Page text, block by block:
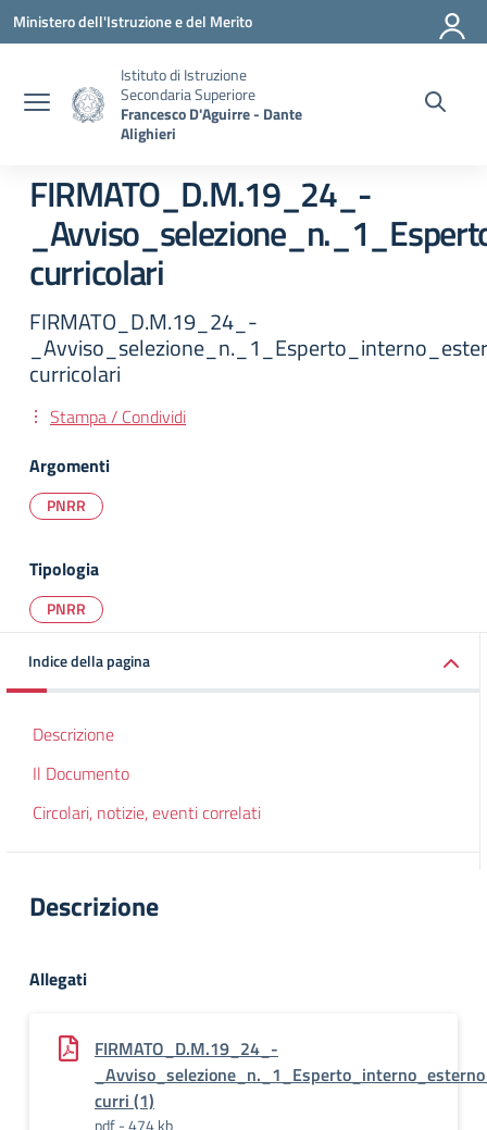
Vai ai contenuti
Vai al menu di navigazione
Vai al footer
Ministero dell'Istruzione e del Merito
Istituto di Istruzione
Secondaria Superiore
Francesco D'Aguirre - Dante
Alighieri
FIRMATO_D.M.19_24_-
curricolari
FIRMATO_D.M.19_24_-
curricolari
Stampa / Condividi
Argomenti
PNRR
Tipologia
PNRR
Indice della pagina
Descrizione
Il Documento
Circolari, notizie, eventi correlati
Descrizione
Allegati
FIRMATO_D.M.19_24_-
curri (1)
pdf - 474 kb